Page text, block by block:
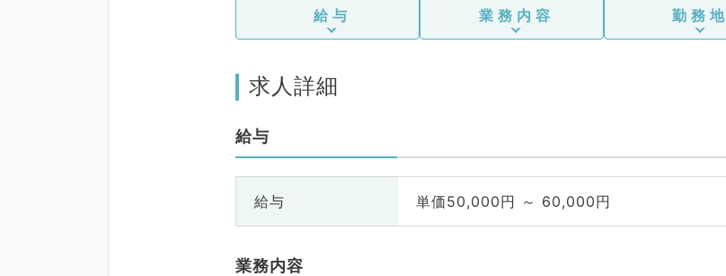
給与 業務内容 勤務地
求人詳細
給与
給与 単価50,000円 ～ 60,000円
業務内容